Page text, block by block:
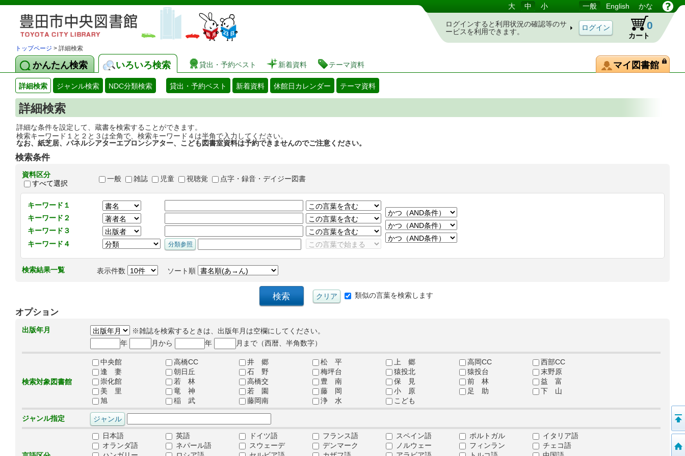
図書館 蔵書検索・予約システム 大 中 小 一般 English かな
ログインすると利用状況の確認等のサ
ービスを利用できます。
カート
0
トップページ > 詳細検索
かんたん検索 いろいろ検索 貸出・予約ベスト 新着資料 テーマ資料 マイ図書館
詳細検索 ジャンル検索 NDC分類検索 貸出・予約ベスト 新着資料 休館日カレンダー テーマ資料
詳細検索
詳細な条件を設定して、蔵書を検索することができます。
検索キーワード１と２と３は全角で、検索キーワード４は半角で入力してください。
なお、紙芝居、パネルシアターエプロンシアター、こども図書室資料は予約できませんのでご注意ください。
検索条件
資料区分
すべて選択
一般 雑誌 児童 視聴覚 点字・録音・デイジー図書
キーワード１
キーワード２
キーワード３
キーワード４
検索結果一覧 表示件数 ソート順
類似の言葉を検索します
オプション
出版年月
※雑誌を検索するときは、出版年月は空欄にしてください。
年
月から 年 月まで（西暦、半角数字）
検索対象図書館
中央館 高橋CC 井 郷 松 平 上 郷 高岡CC
西部CC
逢 妻
朝日丘 石 野 梅坪台 猿投北 猿投台
末野原
崇化館
若 林 高橋交 豊 南 保 見 前 林
益 富
美 里
竜 神 若 園 藤 岡 小 原 足 助
下 山
旭
稲 武 藤岡南 浄 水 こども
ジャンル指定
日本語 英語 ドイツ語 フランス語 スペイン語 ポルトガル
イタリア語
オランダ語
ネパール語 スウェーデ デンマーク ノルウェー フィンラン
チェコ語